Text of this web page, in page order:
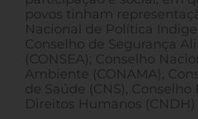
povos tinham
Nacional de Política
Conselho de Segurança
(CONSEA); Conselho
Ambiente (CONAMA),
de Saúde (CNS),
Direitos Humanos (CNDH)